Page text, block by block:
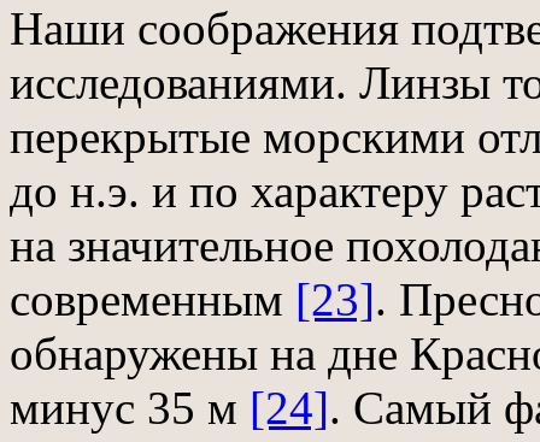
Наши соображения
исследованиями. Линзы
перекрытые морскими
до н.э. и по характеру
на значительное
современным [23].
обнаружены на дне
минус 35 м [24]. Самый